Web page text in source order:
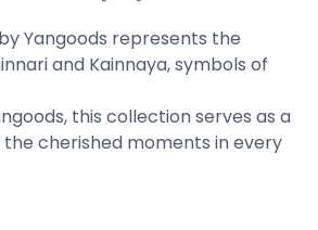
Yangoods represents the
and Kainnaya, symbols of
this collection serves as a
cherished moments in every